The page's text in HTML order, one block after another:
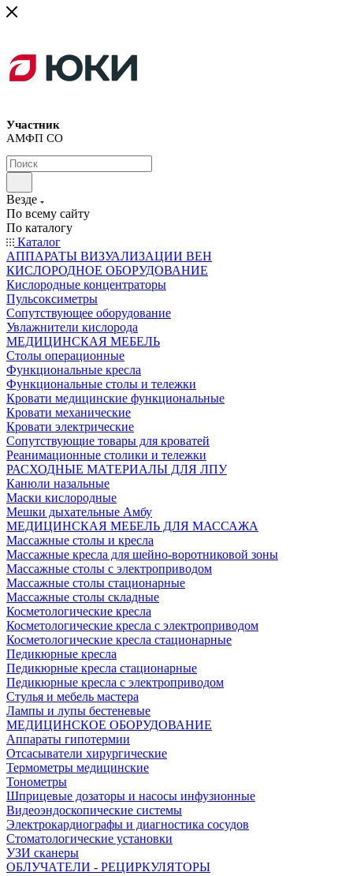
Участник
АМФП СО
Везде
По всему сайту
По каталогу
Каталог
АППАРАТЫ ВИЗУАЛИЗАЦИИ ВЕН
КИСЛОРОДНОЕ ОБОРУДОВАНИЕ
Кислородные концентраторы
Пульсоксиметры
Сопутствующее оборудование
Увлажнители кислорода
МЕДИЦИНСКАЯ МЕБЕЛЬ
Столы операционные
Функциональные кресла
Функциональные столы и тележки
Кровати медицинские функциональные
Кровати механические
Кровати электрические
Сопутствующие товары для кроватей
Реанимационные столики и тележки
РАСХОДНЫЕ МАТЕРИАЛЫ ДЛЯ ЛПУ
Канюли назальные
Маски кислородные
Мешки дыхательные Амбу
МЕДИЦИНСКАЯ МЕБЕЛЬ ДЛЯ МАССАЖА
Массажные столы и кресла
Массажные кресла для шейно-воротниковой зоны
Массажные столы с электроприводом
Массажные столы стационарные
Массажные столы складные
Косметологические кресла
Косметологические кресла с электроприводом
Косметологические кресла стационарные
Педикюрные кресла
Педикюрные кресла стационарные
Педикюрные кресла с электроприводом
Стулья и мебель мастера
Лампы и лупы бестеневые
МЕДИЦИНСКОЕ ОБОРУДОВАНИЕ
Аппараты гипотермии
Отсасыватели хирургические
Термометры медицинские
Тонометры
Шприцевые дозаторы и насосы инфузионные
Видеоэндоскопические системы
Электрокардиографы и диагностика сосудов
Стоматологические установки
УЗИ сканеры
ОБЛУЧАТЕЛИ - РЕЦИРКУЛЯТОРЫ